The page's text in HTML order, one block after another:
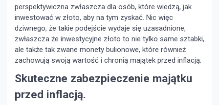
perspektywiczna zwłaszcza dla osób, które wiedzą, jak
inwestować w złoto, aby na tym zyskać. Nic więc
dziwnego, że takie podejście wydaje się uzasadnione,
zwłaszcza że inwestycyjne złoto to nie tylko same sztabki,
ale także tak zwane monety bulionowe, które również
zachowują swoją wartość i chronią majątek przed inflacją.
Skuteczne zabezpieczenie majątku
przed inflacją.